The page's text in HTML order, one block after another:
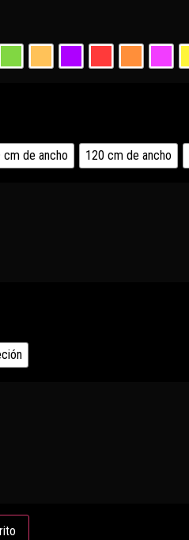
cm de ancho 120 cm de ancho